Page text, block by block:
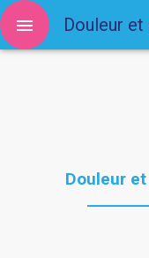
Douleur
Douleur